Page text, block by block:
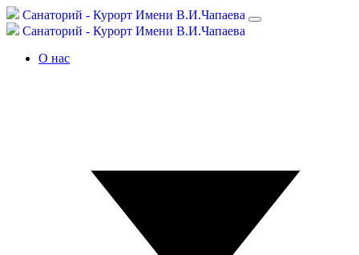
Санаторий - Курорт Имени В.И.Чапаева
Санаторий - Курорт Имени В.И.Чапаева
О нас